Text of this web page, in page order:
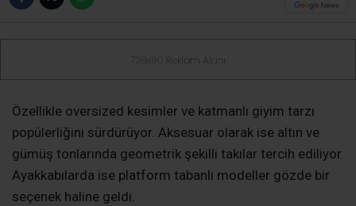
Özellikle oversized kesimler ve katmanlı giyim tarzı
popülerliğini sürdürüyor. Aksesuar olarak ise altın ve
gümüş tonlarında geometrik şekilli takılar tercih ediliyor.
Ayakkabılarda ise platform tabanlı modeller gözde bir
seçenek haline geldi.